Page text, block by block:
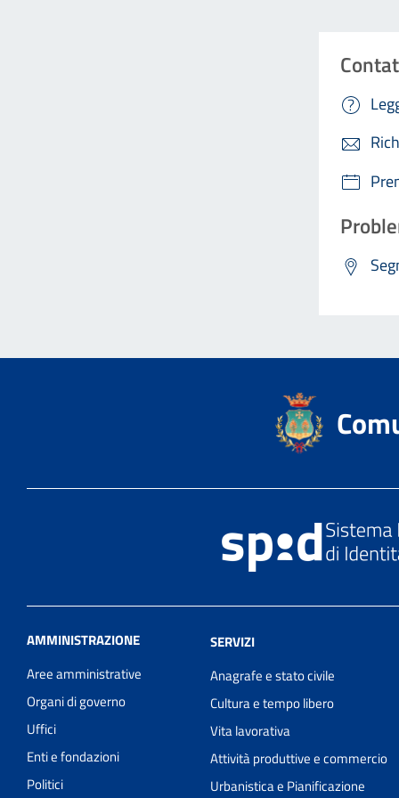
AMMINISTRAZIONE
Aree amministrative
Organi di governo
Uffici
Enti e fondazioni
Politici
SERVIZI
Anagrafe e stato civile
Cultura e tempo libero
Vita lavorativa
Attività produttive e commercio
Urbanistica e Pianificazione